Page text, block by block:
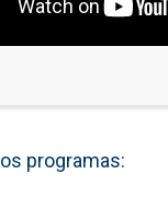
programas: